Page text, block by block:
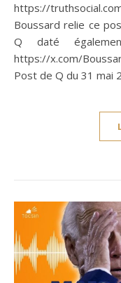
https://
Boussard relie ce
Q daté
https://x.com/
Post de Q du 31 mai